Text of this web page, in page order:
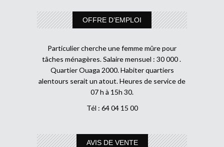
OFFRE D’EMPLOI
Particulier cherche une femme mûre pour
tâches ménagères. Salaire mensuel : 30 000 .
Quartier Ouaga 2000. Habiter quartiers
alentours serait un atout. Heures de service de
07 h à 15h 30.
Tél : 64 04 15 00
AVIS DE VENTE